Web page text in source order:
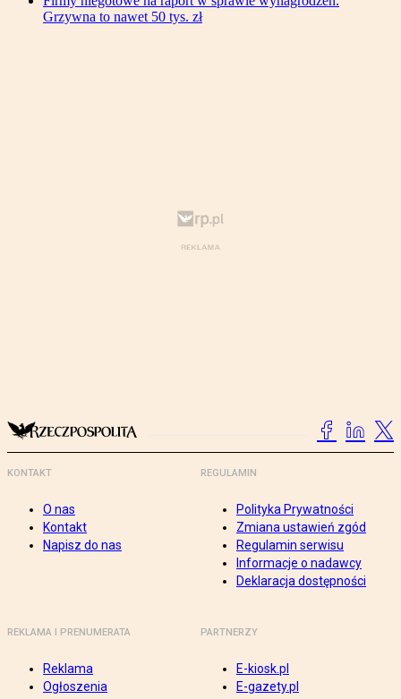
Grzywna to nawet 50 tys. zł
KONTAKT
O nas
Kontakt
Napisz do nas
REGULAMIN
Polityka Prywatności
Zmiana ustawień zgód
Regulamin serwisu
Informacje o nadawcy
Deklaracja dostępności
REKLAMA I PRENUMERATA
Reklama
Ogłoszenia
PARTNERZY
E-kiosk.pl
E-gazety.pl